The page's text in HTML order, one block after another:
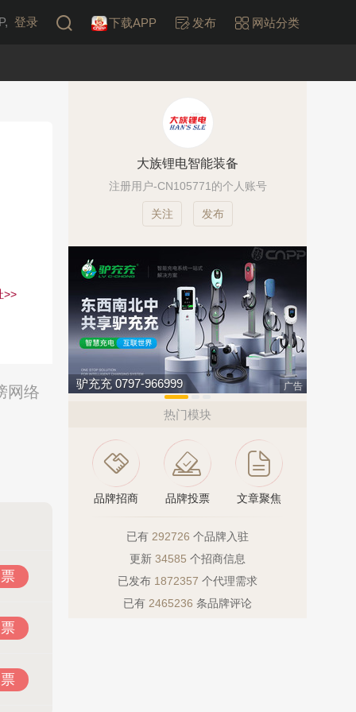
登录 下载APP 发布 网站分类
>>
网络
大族锂电智能装备
注册用户-CN105771的个人账号
发布
驴充充 0797-966999 广告
热门模块
品牌招商 品牌投票 文章聚焦
已有 292726 个品牌入驻
更新 34585 个招商信息
已发布 1872357 个代理需求
已有 2465236 条品牌评论